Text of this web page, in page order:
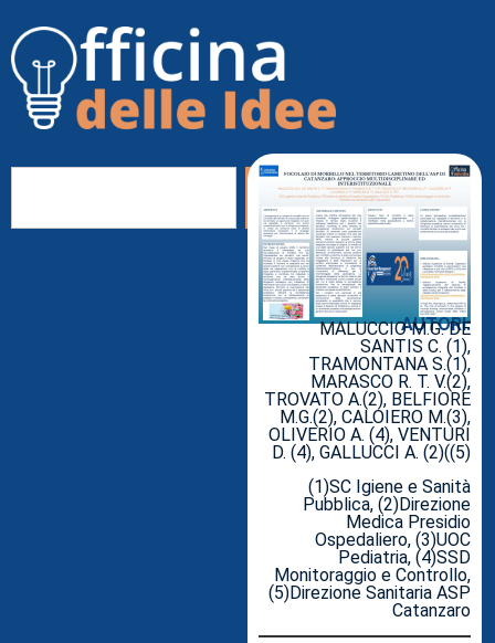
AUTORI:
MALUCCIO M.G. DE
SANTIS C. (1),
TRAMONTANA S.(1),
MARASCO R. T. V.(2),
TROVATO A.(2), BELFIORE
M.G.(2), CALOIERO M.(3),
OLIVERIO A. (4), VENTURI
D. (4), GALLUCCI A. (2)((5)
(1)SC Igiene e Sanità
Pubblica, (2)Direzione
Medica Presidio
Ospedaliero, (3)UOC
Pediatria, (4)SSD
Monitoraggio e Controllo,
(5)Direzione Sanitaria ASP
Catanzaro